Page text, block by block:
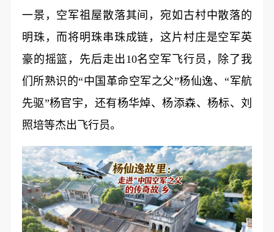
一景，空军祖屋散落其间，宛如古村中散落的
明珠，而将明珠串珠成链，这片村庄是空军英
豪的摇篮，先后走出10名空军飞行员，除了我
们所熟识的“中国革命空军之父”杨仙逸、“军航
先驱”杨官宇，还有杨华焯、杨添森、杨标、刘
照培等杰出飞行员。